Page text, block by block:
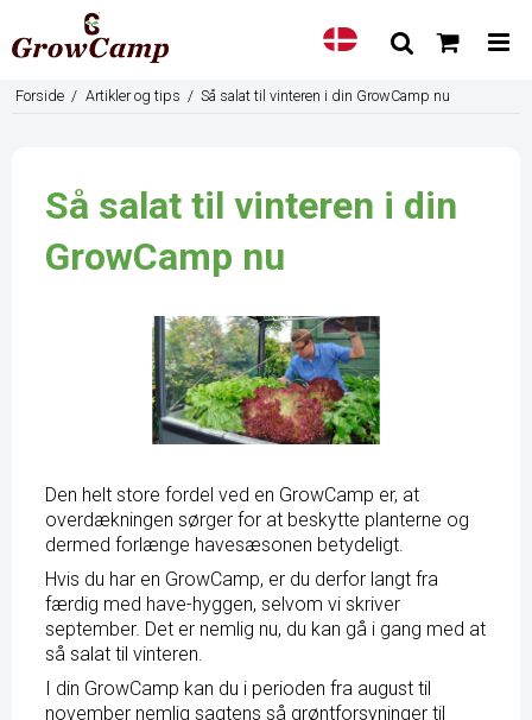
Forside / Artikler og tips / Så salat til vinteren i din GrowCamp nu
Så salat til vinteren i din
GrowCamp nu
Den helt store fordel ved en GrowCamp er, at
overdækningen sørger for at beskytte planterne og
dermed forlænge havesæsonen betydeligt.
Hvis du har en GrowCamp, er du derfor langt fra
færdig med have-hyggen, selvom vi skriver
september. Det er nemlig nu, du kan gå i gang med at
så salat til vinteren.
I din GrowCamp kan du i perioden fra august til
november nemlig sagtens så grøntforsyninger til